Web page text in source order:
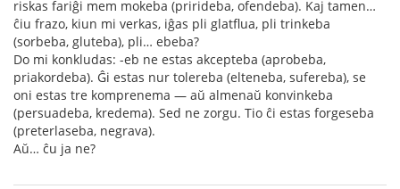
riskas fariĝi mem mokeba (prirideba, ofendeba). Kaj tamen…
ĉiu frazo, kiun mi verkas, iĝas pli glatflua, pli trinkeba
(sorbeba, gluteba), pli… ebeba?
Do mi konkludas: -eb ne estas akcepteba (aprobeba,
priakordeba). Ĝi estas nur tolereba (elteneba, sufereba), se
oni estas tre komprenema — aŭ almenaŭ konvinkeba
(persuadeba, kredema). Sed ne zorgu. Tio ĉi estas forgeseba
(preterlaseba, negrava).
Aŭ… ĉu ja ne?